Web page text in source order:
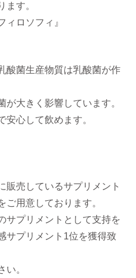
ます。
ィロソフィ』
酸菌生産物質は乳酸菌が作
大きく影響しています。
安心して飲めます。
販売しているサプリメント
ご用意しております。
サプリメントとして支持を
サプリメント1位を獲得致
い。